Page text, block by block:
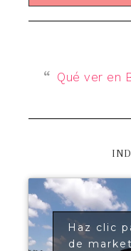
Qué ver en
Haz clic
de